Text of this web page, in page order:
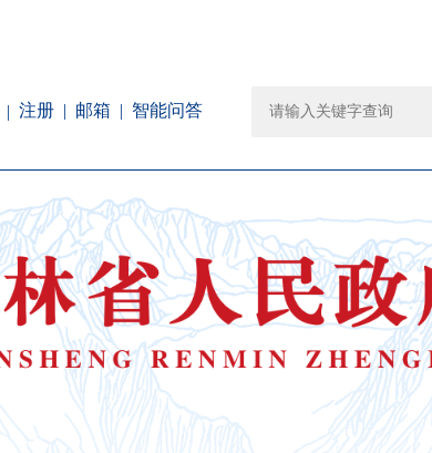
注册 邮箱 智能问答